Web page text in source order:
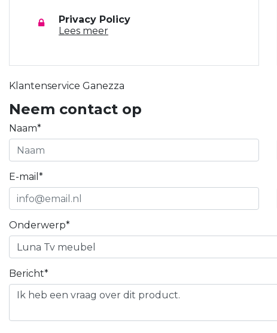
Privacy Policy
Lees meer
Klantenservice Ganezza
Neem contact op
Naam*
E-mail*
Onderwerp*
Bericht*